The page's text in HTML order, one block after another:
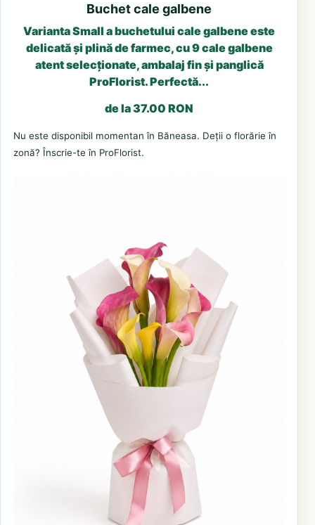
Buchet cale galbene
Varianta Small a buchetului cale galbene este
delicată și plină de farmec, cu 9 cale galbene
atent selecționate, ambalaj fin și panglică
ProFlorist. Perfectă...
de la 37.00 RON
Nu este disponibil momentan în Băneasa. Deții o florărie în
zonă? Înscrie-te în ProFlorist.